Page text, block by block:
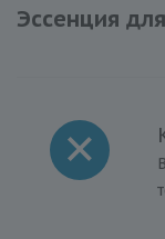
Эссенция